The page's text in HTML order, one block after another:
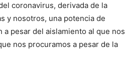
coronavirus, derivada de la
y nosotros, una potencia de
pesar del aislamiento al que nos
nos procuramos a pesar de la